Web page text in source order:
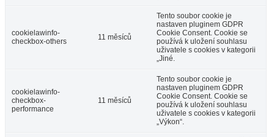
cookielawinfo-
checkbox-others
11 měsíců
Tento soubor cookie je
nastaven pluginem GDPR
Cookie Consent. Cookie se
používá k uložení souhlasu
uživatele s cookies v kategorii
„Jiné.
cookielawinfo-
checkbox-
performance
11 měsíců
Tento soubor cookie je
nastaven pluginem GDPR
Cookie Consent. Cookie se
používá k uložení souhlasu
uživatele s cookies v kategorii
„Výkon“.